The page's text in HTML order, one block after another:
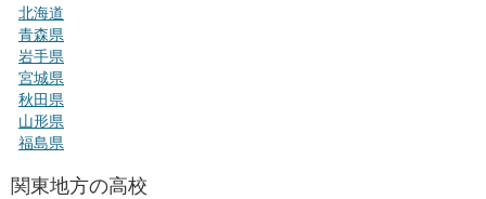
北海道
青森県
岩手県
宮城県
秋田県
山形県
福島県
関東地方の高校